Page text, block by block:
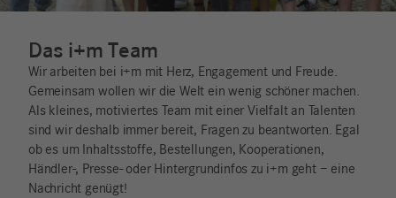
Das i+m Team
Wir arbeiten bei i+m mit Herz, Engagement und Freude.
Gemeinsam wollen wir die Welt ein wenig schöner machen.
Als kleines, motiviertes Team mit einer Vielfalt an Talenten
sind wir deshalb immer bereit, Fragen zu beantworten. Egal
ob es um Inhaltsstoffe, Bestellungen, Kooperationen,
Händler-, Presse- oder Hintergrundinfos zu i+m geht – eine
Nachricht genügt!